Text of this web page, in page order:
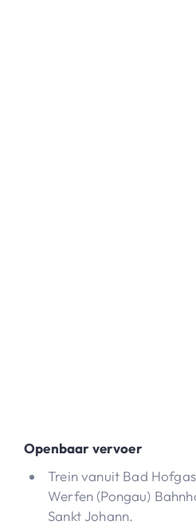
Openbaar vervoer
Trein vanuit Bad
Werfen (Pongau)
Sankt Johann.